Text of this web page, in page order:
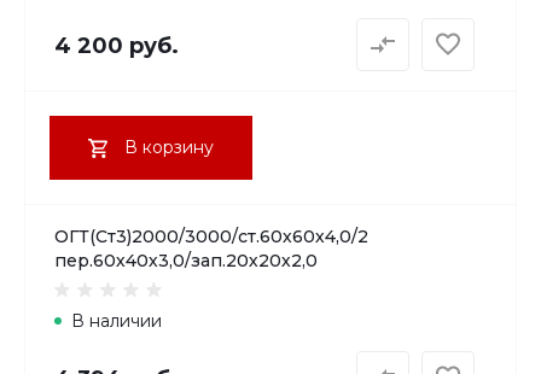
4 200 руб.
В корзину
ОГТ(Ст3)2000/3000/ст.60х60х4,0/2
пер.60х40х3,0/зап.20х20х2,0
В наличии